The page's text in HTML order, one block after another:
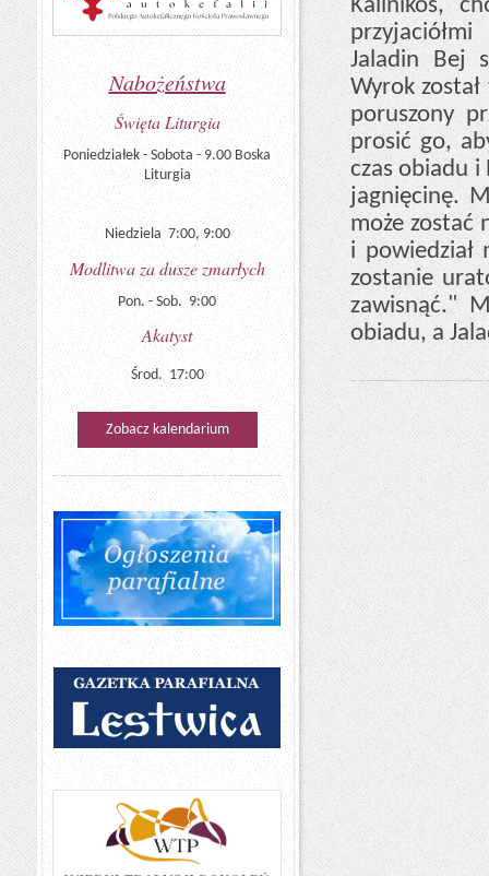
Nabożeństwa
Święta Liturgia
Poniedziałek - Sobota - 9.00 Boska
Liturgia
Niedziela 7:00, 9:00
Modlitwa za dusze zmarłych
Pon. - Sob. 9:00
Akatyst
Środ. 17:00
Zobacz kalendarium
Kalinikos,
Jaladin Bej
Wyrok
poruszony
prosić go,
czas obiadu
jagnięcinę.
może zostać
i
zostanie
zawisnąć."
obiadu, a